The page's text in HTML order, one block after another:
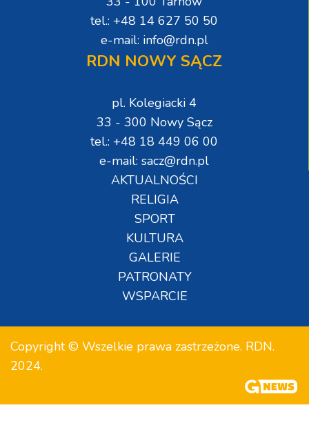
tel.: +48 14 627 50 50
e-mail: info@rdn.pl
RDN NOWY SĄCZ
pl. Kolegiacki 4
33 - 300 Nowy Sącz
tel.: +48 18 449 06 00
e-mail: sacz@rdn.pl
AKTUALNOŚCI
RELIGIA
SPORT
KULTURA
GALERIE
PATRONATY
WSPARCIE
Copyright © Wszelkie prawa zastrzeżone. RDN.
2024.